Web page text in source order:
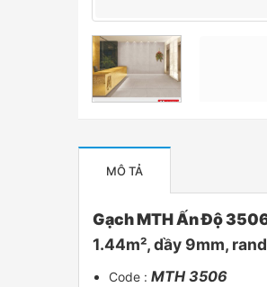
MÔ TẢ
Gạch MTH Ấn Độ
1.44m², dầy 9mm,
Code :MTH 3506